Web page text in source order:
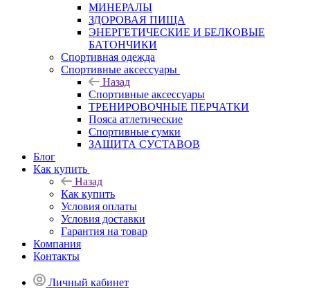
МИНЕРАЛЫ
ЗДОРОВАЯ ПИЩА
ЭНЕРГЕТИЧЕСКИЕ И БЕЛКОВЫЕ
БАТОНЧИКИ
Спортивная одежда
Спортивные аксессуары
Назад
Спортивные аксессуары
ТРЕНИРОВОЧНЫЕ ПЕРЧАТКИ
Пояса атлетические
Спортивные сумки
ЗАЩИТА СУСТАВОВ
Блог
Как купить
Назад
Как купить
Условия оплаты
Условия доставки
Гарантия на товар
Компания
Контакты
Личный кабинет